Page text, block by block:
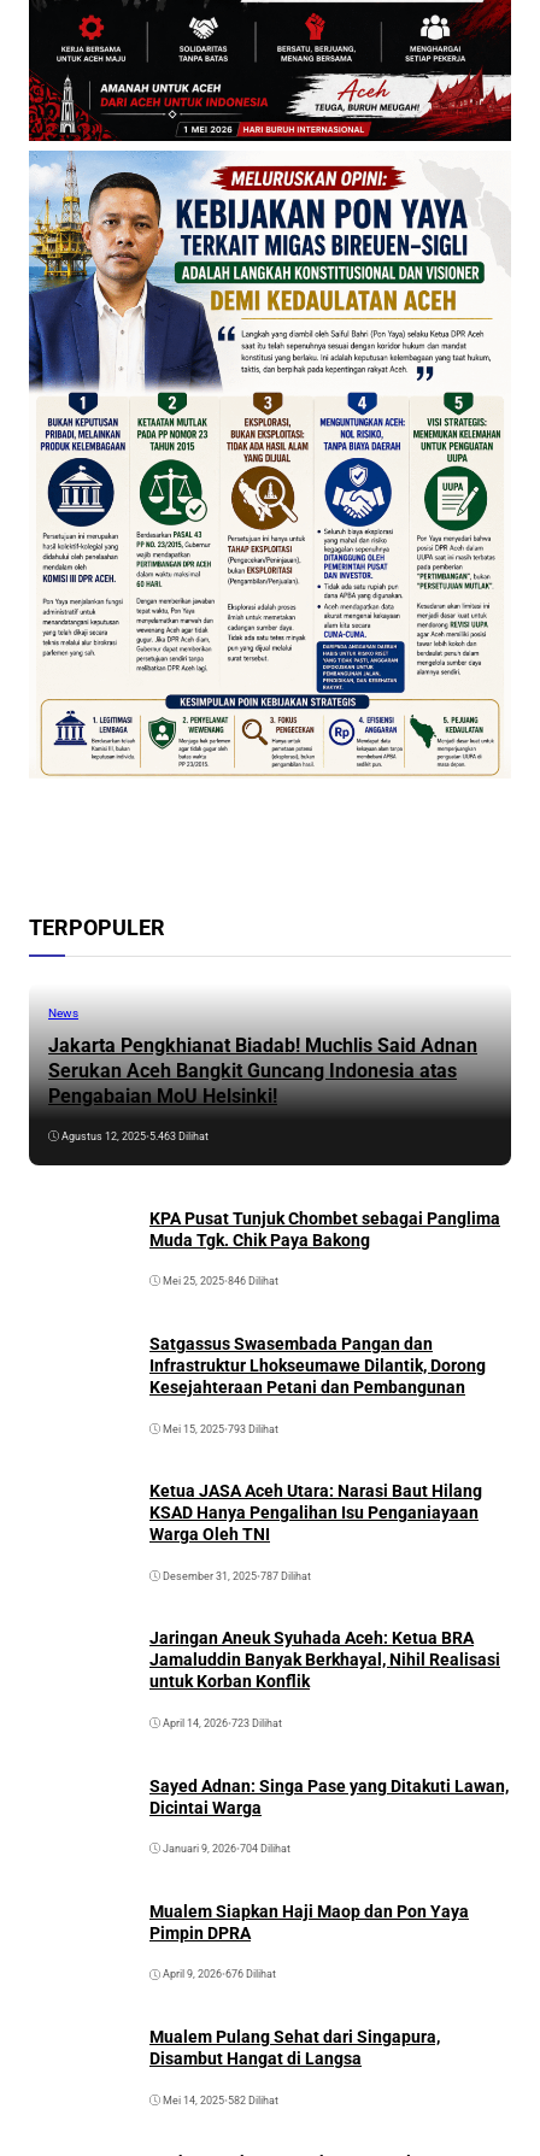
TERPOPULER
News
Jakarta Pengkhianat Biadab! Muchlis Said Adnan
Serukan Aceh Bangkit Guncang Indonesia atas
Pengabaian MoU Helsinki!
Agustus 12, 2025•5.463 Dilihat
KPA Pusat Tunjuk Chombet sebagai Panglima
Muda Tgk. Chik Paya Bakong
Mei 25, 2025•846 Dilihat
Satgassus Swasembada Pangan dan
Infrastruktur Lhokseumawe Dilantik, Dorong
Kesejahteraan Petani dan Pembangunan
Mei 15, 2025•793 Dilihat
Ketua JASA Aceh Utara: Narasi Baut Hilang
KSAD Hanya Pengalihan Isu Penganiayaan
Warga Oleh TNI
Desember 31, 2025•787 Dilihat
Jaringan Aneuk Syuhada Aceh: Ketua BRA
Jamaluddin Banyak Berkhayal, Nihil Realisasi
untuk Korban Konflik
April 14, 2026•723 Dilihat
Sayed Adnan: Singa Pase yang Ditakuti Lawan,
Dicintai Warga
Januari 9, 2026•704 Dilihat
Mualem Siapkan Haji Maop dan Pon Yaya
Pimpin DPRA
April 9, 2026•676 Dilihat
Mualem Pulang Sehat dari Singapura,
Disambut Hangat di Langsa
Mei 14, 2025•582 Dilihat